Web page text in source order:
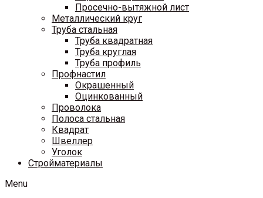
Просечно-вытяжной лист
Металлический круг
Труба стальная
Труба квадратная
Труба круглая
Труба профиль
Профнастил
Окрашенный
Оцинкованный
Проволока
Полоса стальная
Квадрат
Швеллер
Уголок
Стройматериалы
Menu